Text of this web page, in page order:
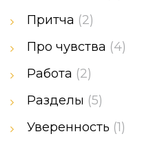
Притча (2)
Про чувства (4)
Работа (2)
Разделы (5)
Уверенность (1)